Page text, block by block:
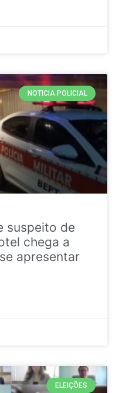
NOTICIA POLICIAL
suspeito de
chega a
apresentar
ELEIÇÕES